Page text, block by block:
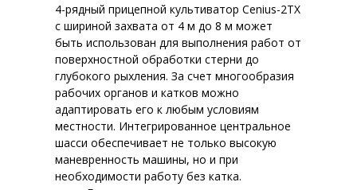
4-рядный прицепной культиватор Cenius-2TX
с шириной захвата от 4 м до 8 м может
быть использован для выполнения работ от
поверхностной обработки стерни до
глубокого рыхления. За счет многообразия
рабочих органов и катков можно
адаптировать его к любым условиям
местности. Интегрированное центральное
шасси обеспечивает не только высокую
маневренность машины, но и при
необходимости работу без катка.